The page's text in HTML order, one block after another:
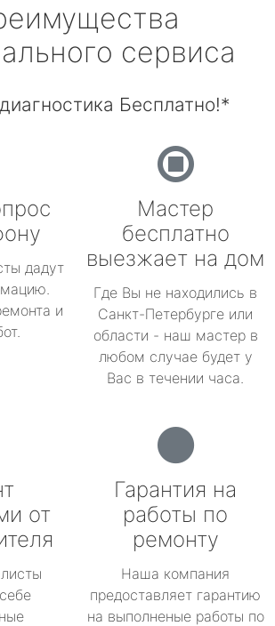
сервиса
Бесплатно!*
дадут
и
Мастер
бесплатно
выезжает на дом
Где Вы не находились в
Санкт-Петербурге или
области - наш мастер в
любом случае будет у
Вас в течении часа.
от
Гарантия на
работы по
ремонту
Наша компания
предоставляет гарантию
на выполненые работы по